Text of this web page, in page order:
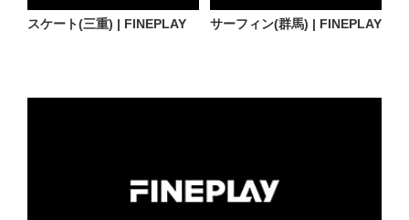
スケート(三重) | FINEPLAY サーフィン(群馬) | FINEPLAY